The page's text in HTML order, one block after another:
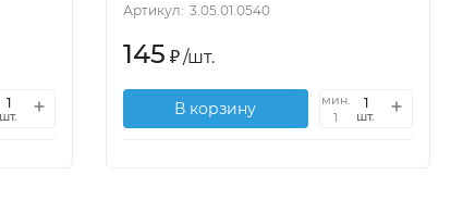
шт.
Артикул: 3.05.01.0540
145 ₽/шт.
В корзину
мин.
1
шт.